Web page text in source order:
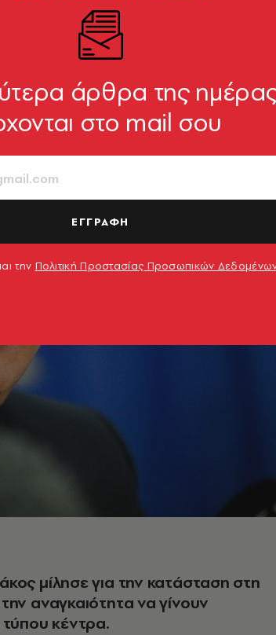
μίλησε για την κατάσταση στη
αναγκαιότητα να γίνουν
κέντρα.
άρθρα της
στο mail σου
ΕΓΓΡΑΦΗ
την Πολιτική Προστασίας Προσωπικών